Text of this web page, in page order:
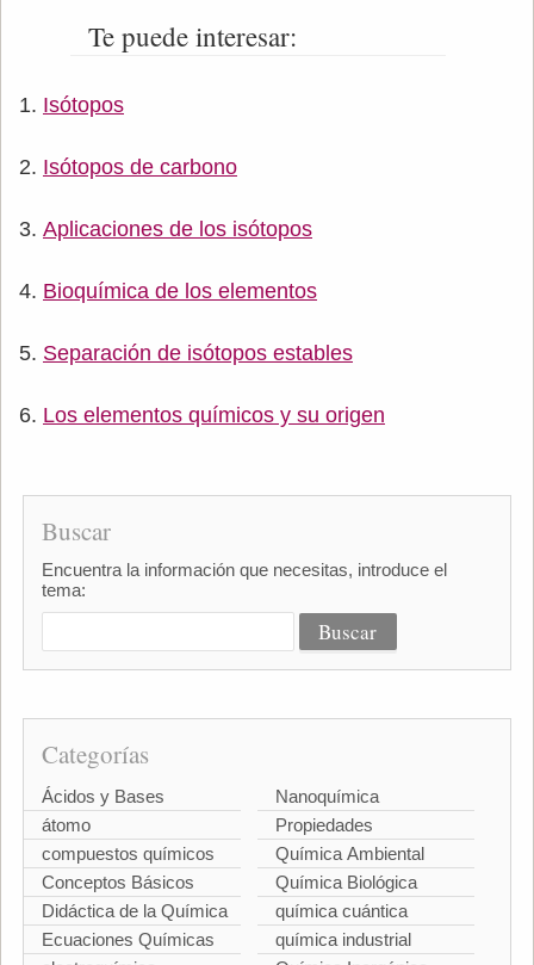
Te puede interesar:
Isótopos
Isótopos de carbono
Aplicaciones de los isótopos
Bioquímica de los elementos
Separación de isótopos estables
Los elementos químicos y su origen
Buscar
Encuentra la información que necesitas, introduce el
tema:
Categorías
Ácidos y Bases
átomo
compuestos químicos
Conceptos Básicos
Didáctica de la Química
Ecuaciones Químicas
Nanoquímica
Propiedades
Química Ambiental
Química Biológica
química cuántica
química industrial